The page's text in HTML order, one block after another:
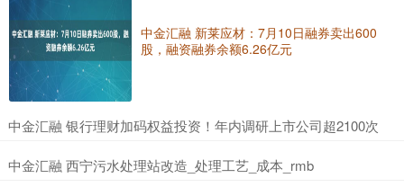
中金汇融 新莱应材：7月10日融券卖出600
股，融资融券余额6.26亿元
​中金汇融 银行理财加码权益投资！年内调研上市公司超2100次
​中金汇融 西宁污水处理站改造_处理工艺_成本_rmb